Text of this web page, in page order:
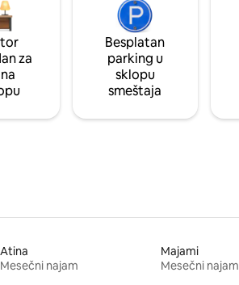
za
Besplatan
parking u
sklopu
smeštaja
Atina
Mesečni najam
Majami
Mesečni najam